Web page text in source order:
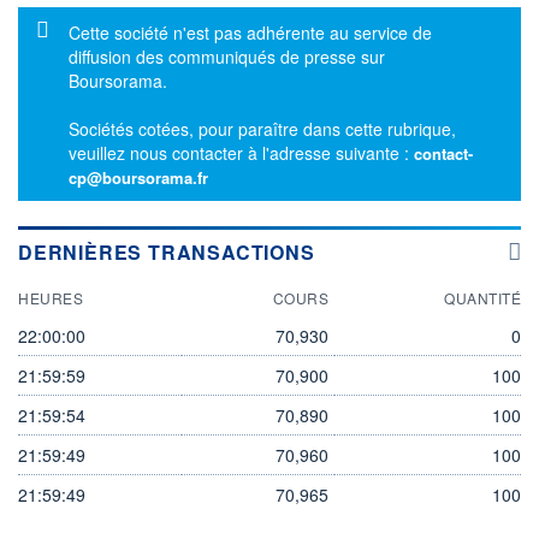
Message d'information
Cette société n'est pas adhérente au service de
diffusion des communiqués de presse sur
Boursorama.
Sociétés cotées, pour paraître dans cette rubrique,
veuillez nous contacter à l'adresse suivante : contact-
cp@boursorama.fr
DERNIÈRES TRANSACTIONS
HEURES COURS QUANTITÉ
22:00:00 70,930
0
21:59:59
70,900
100
21:59:54
70,890
100
21:59:49
70,960
100
21:59:49
70,965 100